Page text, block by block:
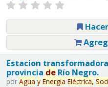
Estacion
provincia deRío Negro.
por Agua y Energía Eléctrica,